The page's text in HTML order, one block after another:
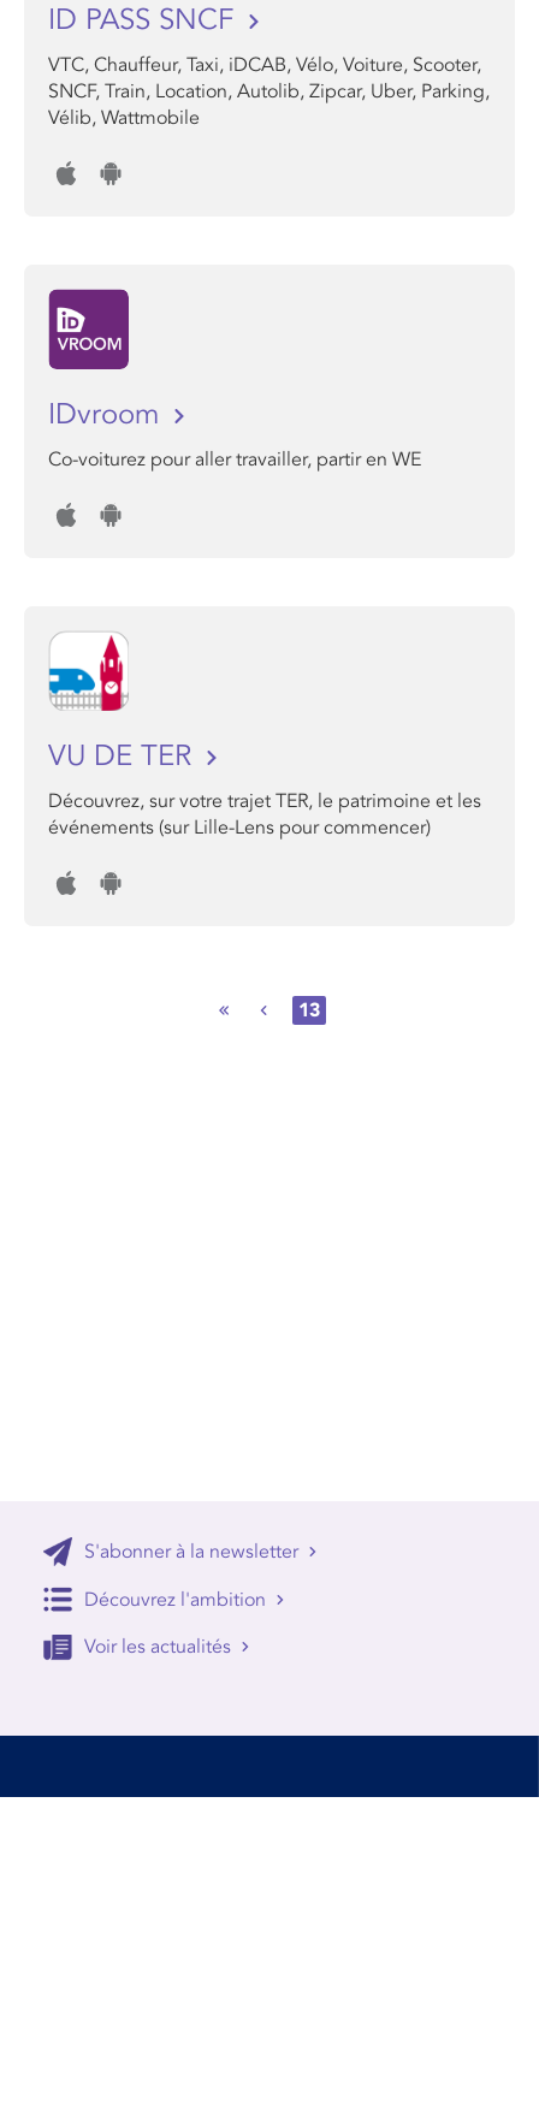
ID PASS SNCF
VTC, Chauffeur, Taxi, iDCAB, Vélo, Voiture, Scooter,
SNCF, Train, Location, Autolib, Zipcar, Uber, Parking,
Vélib, Wattmobile
IDvroom
Co-voiturez pour aller travailler, partir en WE
VU DE TER
Découvrez, sur votre trajet TER, le patrimoine et les
événements (sur Lille-Lens pour commencer)
13
S'abonner à la newsletter
Découvrez l'ambition
Voir les actualités